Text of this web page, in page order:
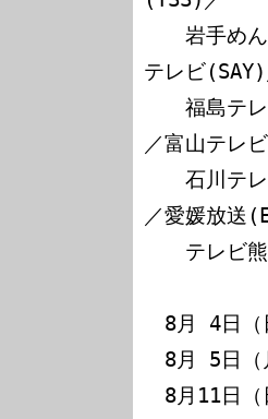
岩手めん
テレビ(SAY)
福島テレ
／富山テレ
石川テレ
／愛媛放送
テレビ熊
8月 4日（
8月 5日（
8月11日（